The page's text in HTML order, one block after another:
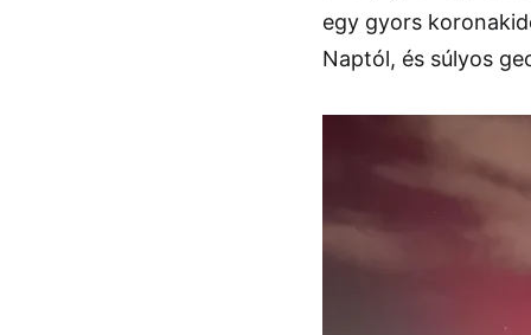
egy gyors
Naptól, és súlyos